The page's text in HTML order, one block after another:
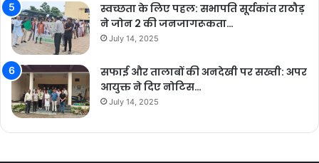
स्वच्छता के लिए पहल: सभापति सूर्यकांत राठौड़
ने जोन 2 की जनजागरूकता…
July 14, 2025
सफाई और तालाबों की अनदेखी पर सख्ती: अपर
आयुक्त ने दिए नोटिस…
July 14, 2025